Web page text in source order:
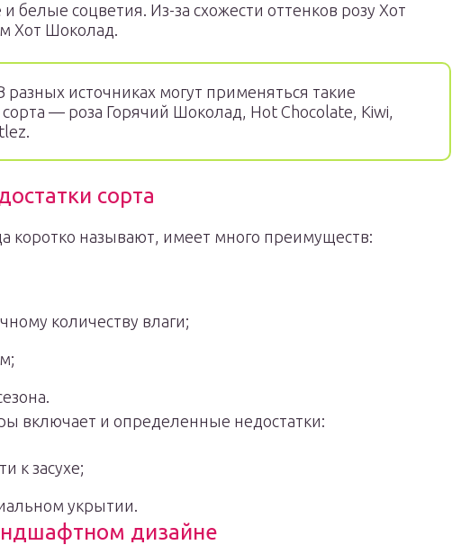
белые соцветия. Из-за схожести оттенков розу Хот
Хот Шоколад.
разных источниках могут применяться такие
— роза Горячий Шоколад, Hot Chocolate, Kiwi,
сорта
коротко называют, имеет много преимуществ:
количеству влаги;
включает и определенные недостатки:
к засухе;
укрытии.
дизайне